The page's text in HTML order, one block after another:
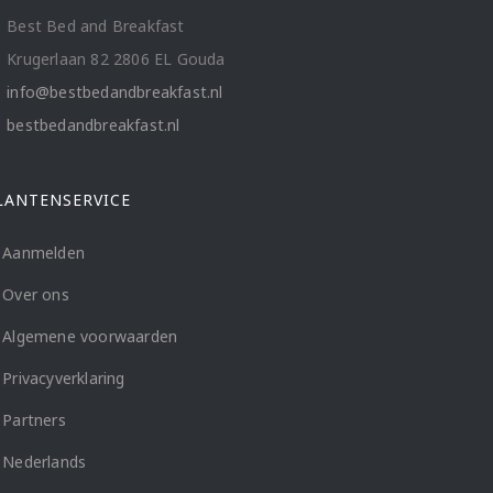
Best Bed and Breakfast
Krugerlaan 82 2806 EL Gouda
info@bestbedandbreakfast.nl
bestbedandbreakfast.nl
Aanmelden
Over ons
Algemene voorwaarden
Privacyverklaring
Partners
Nederlands